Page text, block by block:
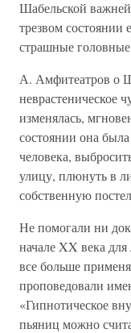
Шабельской
трезвом
страшные
А. Амфитеатров о
неврастеническое
изменялась,
состоянии она
человека,
улицу, плюнуть в
собственную
Не помогали ни
начале XX века
все больше
проповедовали
«Гипнотическое
пьяниц можно